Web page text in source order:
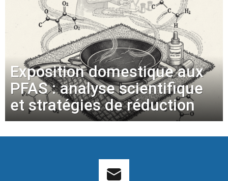
Exposition domestique aux
PFAS : analyse scientifique
et stratégies de réduction